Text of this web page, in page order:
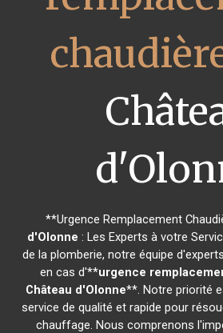
**Urgence Remplacement
d'Olonne : Les Experts à votre
de la plomberie, notre équipe
en cas d'**urgence
Château d'Olonne**. Notre priorité
service de qualité et rapide pour
chauffage. Nous comprenons